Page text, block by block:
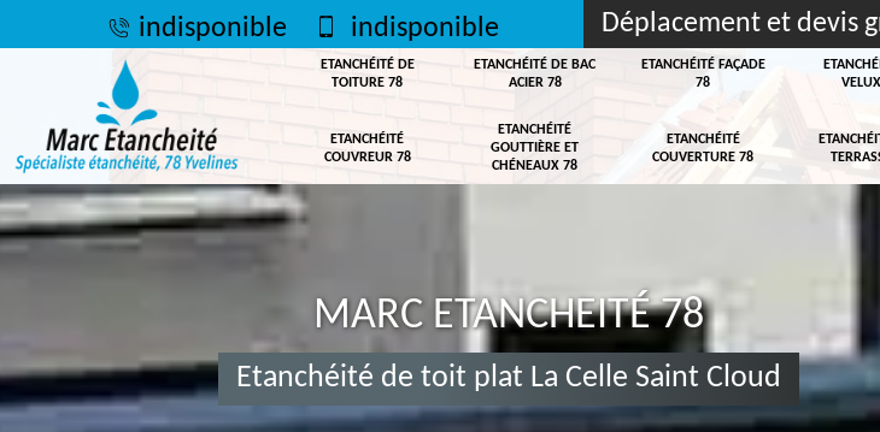
indisponible indisponible Déplacement et devis
ETANCHÉITÉ DE
TOITURE 78
ETANCHÉITÉ DE BAC
ACIER 78
ETANCHÉITÉ FAÇADE
78
ETANCHÉITÉ
COUVREUR 78
ETANCHÉITÉ
GOUTTIÈRE ET
CHÉNEAUX 78
ETANCHÉITÉ
COUVERTURE 78
MARC ETANCHEITÉ 78
Etanchéité de toit plat La Celle Saint Cloud